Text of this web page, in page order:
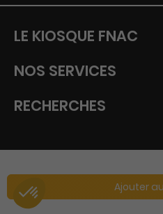
Ajouter
LE KIOSQUE FNAC
NOS SERVICES
RECHERCHES
Copyright © Tous droits